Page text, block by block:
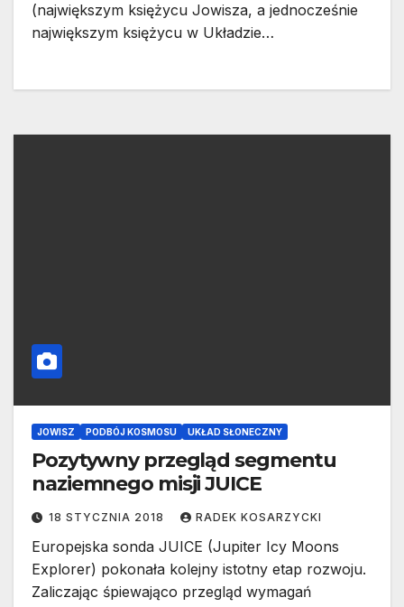
(największym księżycu Jowisza, a jednocześnie
największym księżycu w Układzie…
JOWISZ PODBÓJ KOSMOSU UKŁAD SŁONECZNY
Pozytywny przegląd segmentu
naziemnego misji JUICE
18 STYCZNIA 2018 RADEK KOSARZYCKI
Europejska sonda JUICE (Jupiter Icy Moons
Explorer) pokonała kolejny istotny etap rozwoju.
Zaliczając śpiewająco przegląd wymagań